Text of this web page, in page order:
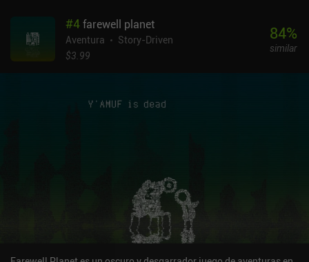
#4farewell planet
Aventura
Story-Driven
$3.99
84%
similar